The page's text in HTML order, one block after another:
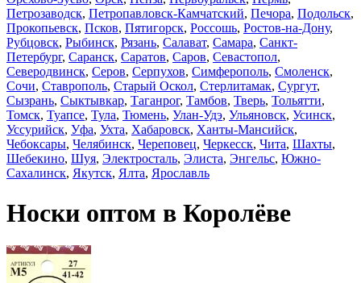
Петрозаводск, Петропавловск-Камчатский, Печора, Подольск,
Прокопьевск, Псков, Пятигорск, Россошь, Ростов-на-Дону,
Рубцовск, Рыбинск, Рязань, Салават, Самара, Санкт-
Петербург, Саранск, Саратов, Саров, Севастопол,
Северодвинск, Серов, Серпухов, Симферополь, Смоленск,
Сочи, Ставрополь, Старый Оскол, Стерлитамак, Сургут,
Сызрань, Сыктывкар, Таганрог, Тамбов, Тверь, Тольятти,
Томск, Туапсе, Тула, Тюмень, Улан-Удэ, Ульяновск, Усинск,
Уссурийск, Уфа, Ухта, Хабаровск, Ханты-Мансийск,
Чебоксары, Челябинск, Череповец, Черкесск, Чита, Шахты,
Шебекино, Шуя, Электросталь, Элиста, Энгельс, Южно-
Сахалинск, Якутск, Ялта, Ярославль
Носки оптом в Королёве